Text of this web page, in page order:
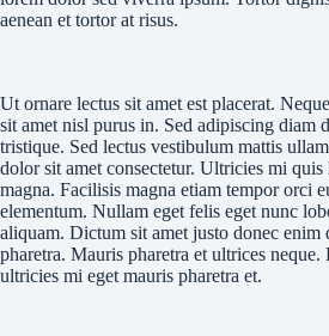
aenean et tortor at risus.
Ut ornare lectus sit amet est placerat.
sit amet nisl purus in. Sed adipiscing diam
tristique. Sed lectus vestibulum mattis
dolor sit amet consectetur. Ultricies mi
magna. Facilisis magna etiam tempor orci
elementum. Nullam eget felis eget nunc
aliquam. Dictum sit amet justo donec enim
pharetra. Mauris pharetra et ultrices neque.
ultricies mi eget mauris pharetra et.